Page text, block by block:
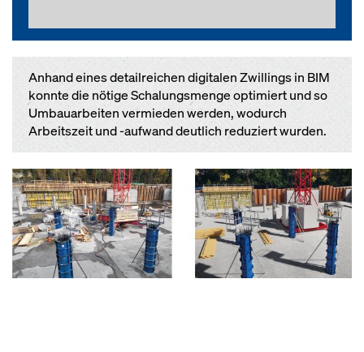
Anhand eines detailreichen digitalen Zwillings in BIM
konnte die nötige Schalungsmenge optimiert und so
Umbauarbeiten vermieden werden, wodurch
Arbeitszeit und -aufwand deutlich reduziert wurden.